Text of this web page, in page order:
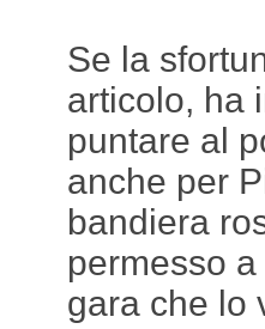
Se la
articolo, ha
puntare al
anche per
bandiera
permesso
gara che lo